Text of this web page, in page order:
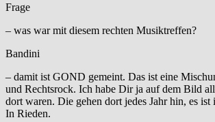
Frage
– was war mit diesem rechten Musiktreffen?
Bandini
– damit ist GOND gemeint. Das ist eine
und Rechtsrock. Ich habe Dir ja auf dem Bild
dort waren. Die gehen dort jedes Jahr hin, es ist
In Rieden.